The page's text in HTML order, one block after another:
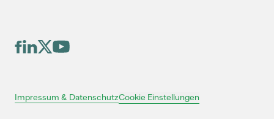
Impressum & DatenschutzCookie Einstellungen